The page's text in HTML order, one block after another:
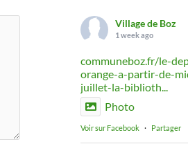
Village de Boz
1 week ago
communeboz.fr/le-
orange-a-partir-de-
juillet-la-biblioth...
Photo
Voir sur Facebook · Partager